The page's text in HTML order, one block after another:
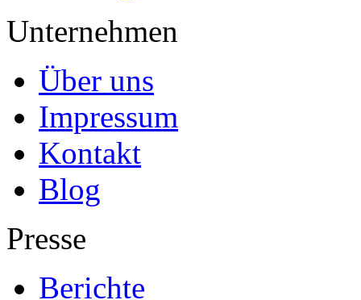
Unternehmen
Über uns
Impressum
Kontakt
Blog
Presse
Berichte